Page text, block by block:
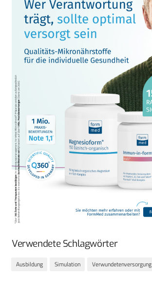
Verwendete Schlagwörter
Ausbildung Simulation Verwundetenversorgung